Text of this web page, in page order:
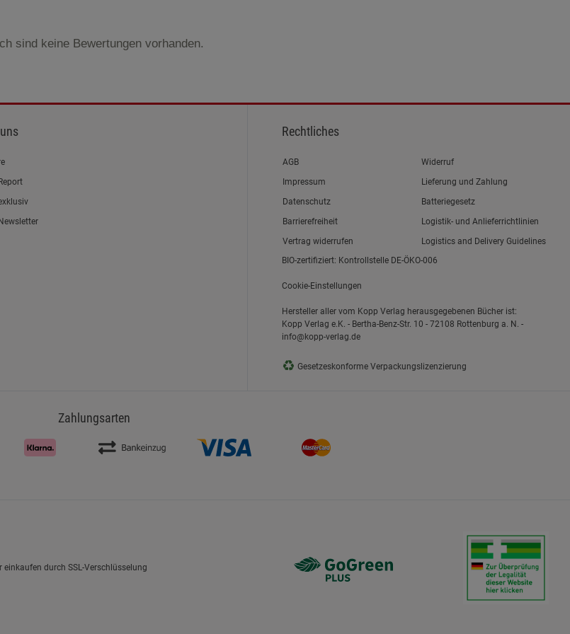
sind keine Bewertungen vorhanden.
Rechtliches
Link zum/zur
AGB
Link zum/zur
Impressum
Link zum/zur
Datenschutz
Link zum/zur
Barrierefreiheit
Vertrag widerrufen
Widerruf
Lieferung und Zahlung
Batteriegesetz
Logistik- und Anlieferrichtlinien
Logistics and Delivery Guidelines
BIO-zertifiziert: Kontrollstelle DE-ÖKO-006
Cookie-Einstellungen
Hersteller aller vom Kopp Verlag herausgegebenen Bücher ist:
Kopp Verlag e.K. - Bertha-Benz-Str. 10 - 72108 Rottenburg a. N. -
info@kopp-verlag.de
♻ Gesetzeskonforme Verpackungslizenzierung
Zahlungsarten
einkaufen durch SSL-Verschlüsselung
Marketing Cookies